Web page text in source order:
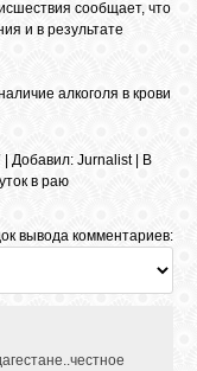
сообщает, что
и в результате
алкоголя в крови
Добавил: Jurnalist|
В
в раю
вывода комментариев: